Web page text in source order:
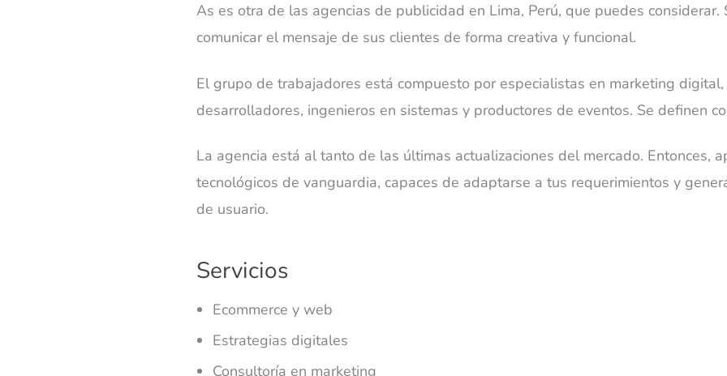
As es otra de las agencias de publicidad en Lima, Perú, que puedes
comunicar el mensaje de sus clientes de forma creativa y funcional.
El grupo de trabajadores está compuesto por especialistas en marketing
desarrolladores, ingenieros en sistemas y productores de eventos. Se definen
La agencia está al tanto de las últimas actualizaciones del mercado. Entonces,
tecnológicos de vanguardia, capaces de adaptarse a tus requerimientos y
de usuario.
Servicios
Ecommerce y web
Estrategias digitales
Consultoría en marketing